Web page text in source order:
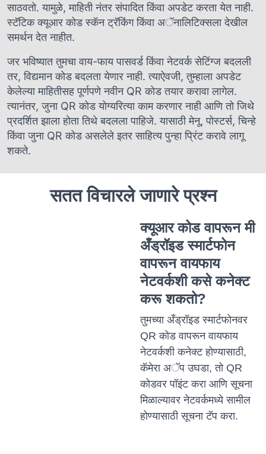
साठवतो. यामुळे, माहिती नंतर संपादित किंवा अपडेट करता येत नाही.
स्टॅटिक क्यूआर कोड स्कॅन ट्रॅकिंग किंवा अॅनालिटिक्सला देखील
समर्थन देत नाहीत.
जर भविष्यात तुमचा वाय-फाय पासवर्ड किंवा नेटवर्क सेटिंग्ज बदलली
तर, विद्यमान कोड बदलता येणार नाही. त्याऐवजी, तुम्हाला अपडेट
केलेल्या माहितीसह पूर्णपणे नवीन QR कोड तयार करावा लागेल.
त्यानंतर, जुना QR कोड योग्यरित्या काम करणार नाही आणि तो जिथे
प्रदर्शित झाला होता तिथे बदलला पाहिजे. यासाठी मेनू, पोस्टर्स, चिन्हे
किंवा जुना QR कोड असलेले इतर साहित्य पुन्हा प्रिंट करावे लागू
शकते.
सतत विचारले जाणारे प्रश्न
क्यूआर कोड वापरून मी
अँड्रॉइड स्मार्टफोन
वापरून वायफाय
नेटवर्कशी कसे कनेक्ट
करू शकतो?
तुमच्या अँड्रॉइड स्मार्टफोनवर
QR कोड वापरून वायफाय
नेटवर्कशी कनेक्ट होण्यासाठी,
कॅमेरा अॅप उघडा, तो QR
कोडवर पॉइंट करा आणि सूचना
मिळाल्यावर नेटवर्कमध्ये सामील
होण्यासाठी सूचना टॅप करा.